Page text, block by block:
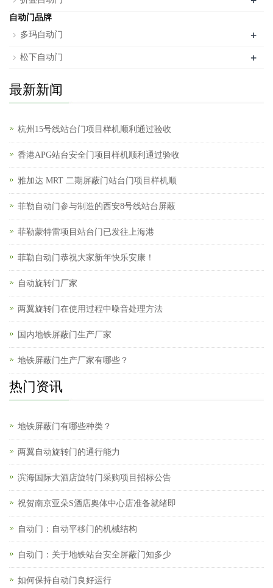
自动门品牌
多玛自动门
+
松下自动门 +
最新新闻
杭州15号线站台门项目样机顺利通过验收
香港APG站台安全门项目样机顺利通过验收
雅加达 MRT 二期屏蔽门站台门项目样机顺
菲勒自动门参与制造的西安8号线站台屏蔽
菲勒蒙特雷项目站台门已发往上海港
菲勒自动门恭祝大家新年快乐安康！
自动旋转门厂家
两翼旋转门在使用过程中噪音处理方法
国内地铁屏蔽门生产厂家
地铁屏蔽门生产厂家有哪些？
热门资讯
地铁屏蔽门有哪些种类？
两翼自动旋转门的通行能力
滨海国际大酒店旋转门采购项目招标公告
祝贺南京亚朵S酒店奥体中心店准备就绪即
自动门：自动平移门的机械结构
自动门：关于地铁站台安全屏蔽门知多少
如何保持自动门良好运行